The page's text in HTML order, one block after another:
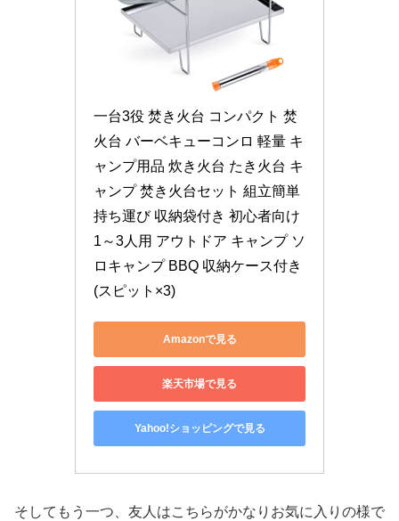
一台3役 焚き火台 コンパクト 焚
火台 バーベキューコンロ 軽量 キ
ャンプ用品 炊き火台 たき火台 キ
ャンプ 焚き火台セット 組立簡単
持ち運び 収納袋付き 初心者向け
1～3人用 アウトドア キャンプ ソ
ロキャンプ BBQ 収納ケース付き
(スピット×3)
Amazonで見る
楽天市場で見る
Yahoo!ショッピングで見る
そしてもう一つ、友人はこちらがかなりお気に入りの様で